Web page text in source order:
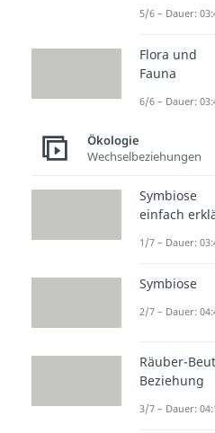
☁️
der Höhe
winzigen
Diese
🌧️
Tröpfchen
Regen,
🛶
des
und
anderer
Flüsse
startet der
vorne.
Du nennst
5/6 – Dauer:
Flora und
Fauna
6/6 – Dauer:
Ökologie
Wechselbeziehungen
Symbiose
einfach
1/7 – Dauer:
Symbiose
2/7 – Dauer:
Räuber-
Beziehung
3/7 – Dauer: